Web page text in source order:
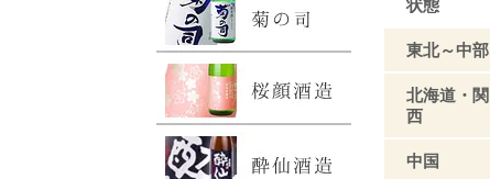
状態
東北～中部
北海道・関
西
中国